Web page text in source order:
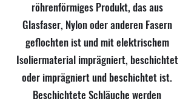
röhrenförmiges Produkt, das aus
Glasfaser, Nylon oder anderen Fasern
geflochten ist und mit elektrischem
Isoliermaterial imprägniert, beschichtet
oder imprägniert und beschichtet ist.
Beschichtete Schläuche werden